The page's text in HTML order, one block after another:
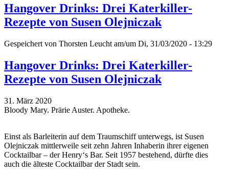
Hangover Drinks: Drei Katerkiller-
Rezepte von Susen Olejniczak
Gespeichert von Thorsten Leucht am/um Di, 31/03/2020 - 13:29
Hangover Drinks: Drei Katerkiller-
Rezepte von Susen Olejniczak
31. März 2020
Bloody Mary. Prärie Auster. Apotheke.
Einst als Barleiterin auf dem Traumschiff unterwegs, ist Susen
Olejniczak mittlerweile seit zehn Jahren Inhaberin ihrer eigenen
Cocktailbar – der Henry‘s Bar. Seit 1957 bestehend, dürfte dies
auch die älteste Cocktailbar der Stadt sein.